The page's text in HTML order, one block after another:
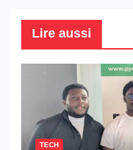
Lire aussi
TECH